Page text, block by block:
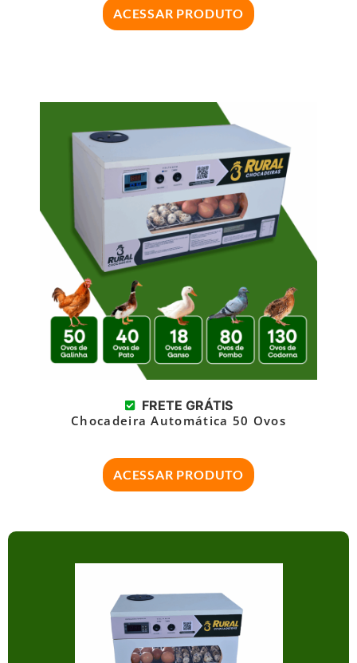
ACESSAR PRODUTO
FRETE GRÁTIS
Chocadeira Automática 50 Ovos
ACESSAR PRODUTO